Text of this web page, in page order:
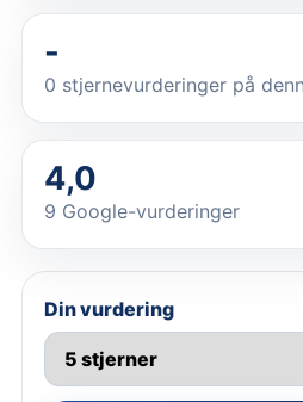
-
0 stjernevurderinger på
4,0
9 Google-vurderinger
Din vurdering